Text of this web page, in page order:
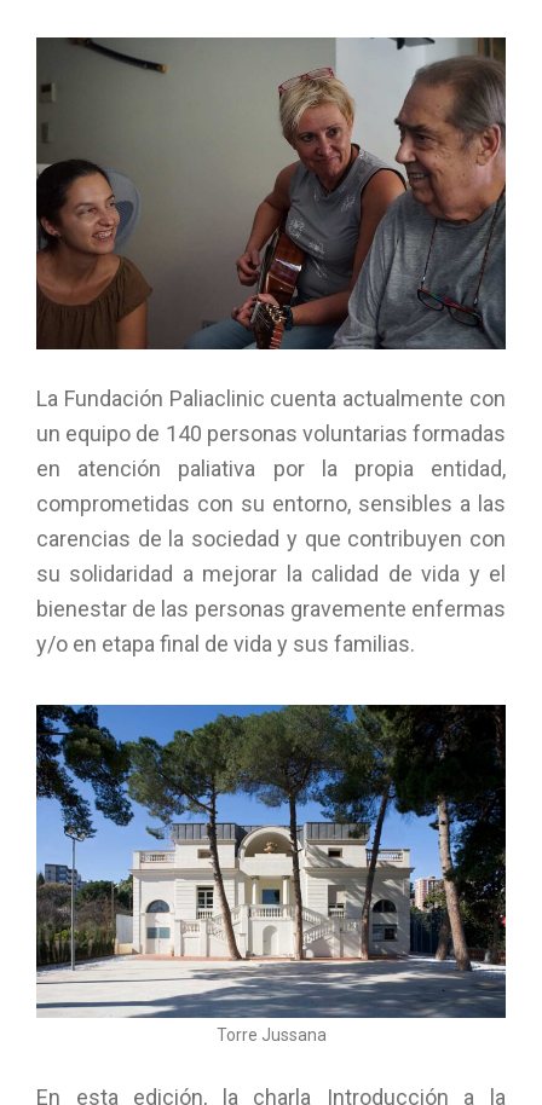
La Fundación Paliaclinic cuenta actualmente con
un equipo de 140 personas voluntarias formadas
en atención paliativa por la propia entidad,
comprometidas con su entorno, sensibles a las
carencias de la sociedad y que contribuyen con
su solidaridad a mejorar la calidad de vida y el
bienestar de las personas gravemente enfermas
y/o en etapa final de vida y sus familias.
Torre Jussana
En esta edición, la charla Introducción a la